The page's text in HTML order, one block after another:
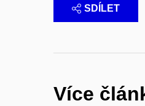
SDÍLET
Více